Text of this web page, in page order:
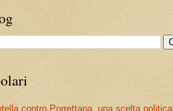
contro Porrettana, una scelta